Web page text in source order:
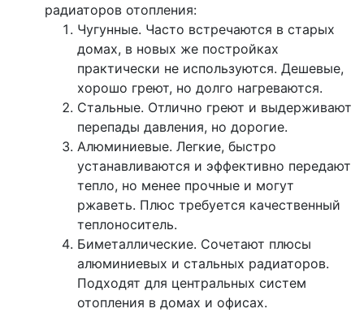
радиаторов отопления:
Чугунные. Часто встречаются в старых
домах, в новых же постройках
практически не используются. Дешевые,
хорошо греют, но долго нагреваются.
Стальные. Отлично греют и выдерживают
перепады давления, но дорогие.
Алюминиевые. Легкие, быстро
устанавливаются и эффективно передают
тепло, но менее прочные и могут
ржаветь. Плюс требуется качественный
теплоноситель.
Биметаллические. Сочетают плюсы
алюминиевых и стальных радиаторов.
Подходят для центральных систем
отопления в домах и офисах.